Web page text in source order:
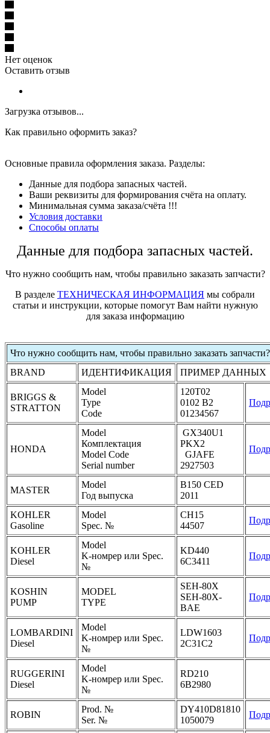
Нет оценок
Оставить отзыв
Загрузка отзывов...
Как правильно оформить заказ?
Основные правила оформления заказа. Разделы:
Данные для подбора запасных частей.
Ваши реквизиты для формирования счёта на оплату.
Минимальная сумма заказа/счёта !!!
Условия доставки
Способы оплаты
Данные для подбора запасных частей.
Что нужно сообщить нам, чтобы правильно заказать запчасти?
В разделе ТЕХНИЧЕСКАЯ ИНФОРМАЦИЯ мы собрали
статьи и инструкции, которые помогут Вам найти нужную
для заказа информацию
Что нужно сообщить нам, чтобы правильно заказать запчасти?
BRAND
ИДЕНТИФИКАЦИЯ ПРИМЕР ДАННЫХ
BRIGGS &
STRATTON
Model
Type
Code
120T02
0102 B2
01234567
HONDA
Model
Комплектация
Model Code
Serial number
GX340U1
PKX2
GJAFE
2927503
MASTER
Model
Год выпуска
B150 CED
2011
KOHLER
Gasoline
Model
Spec. №
CH15
44507
KOHLER
Diesel
Model
K-номрер или Spec.
№
KD440
6C3411
KOSHIN
PUMP
MODEL
TYPE
SEH-80X
SEH-80X-
BAE
LOMBARDINI
Diesel
Model
K-номрер или Spec.
№
LDW1603
2C31C2
RUGGERINI
Diesel
Model
K-номрер или Spec.
№
RD210
6B2980
ROBIN
Prod. №
Ser. №
DY410D81810
1050079